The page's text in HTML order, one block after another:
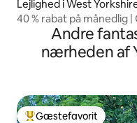
Lejlighed i West
40 % rabat på månedlig
Andre
nærheden af
Gæstefavorit